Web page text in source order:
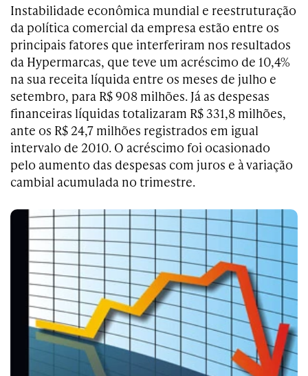
Instabilidade econômica mundial e reestruturação
da política comercial da empresa estão entre os
principais fatores que interferiram nos resultados
da Hypermarcas, que teve um acréscimo de 10,4%
na sua receita líquida entre os meses de julho e
setembro, para R$ 908 milhões. Já as despesas
financeiras líquidas totalizaram R$ 331,8 milhões,
ante os R$ 24,7 milhões registrados em igual
intervalo de 2010. O acréscimo foi ocasionado
pelo aumento das despesas com juros e à variação
cambial acumulada no trimestre.